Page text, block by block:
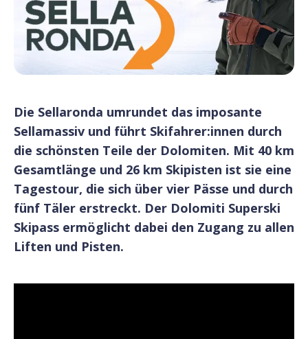
Die Sellaronda umrundet das imposante
Sellamassiv und führt Skifahrer:innen durch
die schönsten Teile der Dolomiten. Mit 40 km
Gesamtlänge und 26 km Skipisten ist sie eine
Tagestour, die sich über vier Pässe und durch
fünf Täler erstreckt. Der Dolomiti Superski
Skipass ermöglicht dabei den Zugang zu allen
Liften und Pisten.